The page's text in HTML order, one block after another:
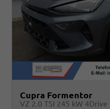
Cupra Formentor
VZ 2.0 TSI 245 kW 4Drive